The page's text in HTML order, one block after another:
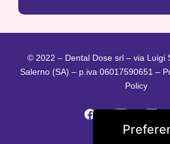
© 2022 – Dental Dose srl – via Luigi
Salerno (SA) – p.iva 06017590651 –
Policy